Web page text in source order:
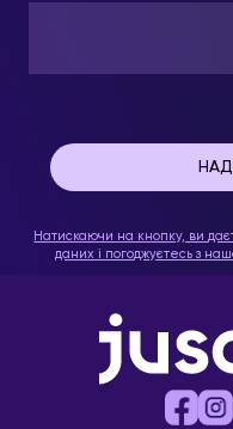
Натискаючи на кнопку, ви
даних і погоджуєтесь з